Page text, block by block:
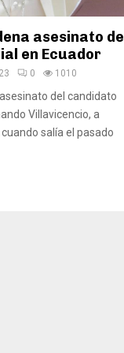
asesinato de
en Ecuador
0 1010
del candidato
Villavicencio, a
salía el pasado